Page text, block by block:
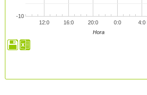
12:0 16:0 20:0 0:0 4:0
-10
Hora